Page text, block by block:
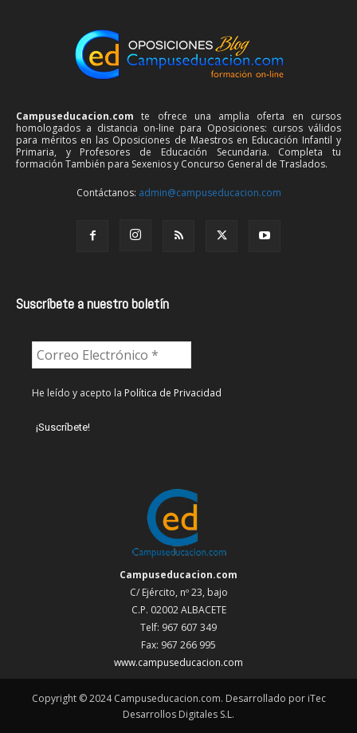
Campuseducacion.com te ofrece una amplia oferta en cursos
homologados a distancia on-line para Oposiciones: cursos válidos
para méritos en las Oposiciones de Maestros en Educación Infantil y
Primaria, y Profesores de Educación Secundaria. Completa tu
formación También para Sexenios y Concurso General de Traslados.
Contáctanos: admin@campuseducacion.com
Suscríbete a nuestro boletín
He leído y acepto la Política de Privacidad
Campuseducacion.com
C/ Ejército, nº 23, bajo
C.P. 02002 ALBACETE
Telf: 967 607 349
Fax: 967 266 995
www.campuseducacion.com
Copyright © 2024 Campuseducacion.com. Desarrollado por iTec
Desarrollos Digitales S.L.